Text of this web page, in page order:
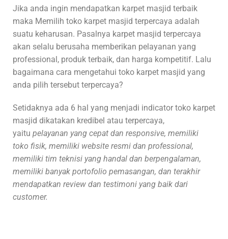
Jika anda ingin mendapatkan karpet masjid terbaik
maka Memilih toko karpet masjid terpercaya adalah
suatu keharusan. Pasalnya karpet masjid terpercaya
akan selalu berusaha memberikan pelayanan yang
professional, produk terbaik, dan harga kompetitif. Lalu
bagaimana cara mengetahui toko karpet masjid yang
anda pilih tersebut terpercaya?
Setidaknya ada 6 hal yang menjadi indicator toko karpet
masjid dikatakan kredibel atau terpercaya,
yaitu pelayanan yang cepat dan responsive, memiliki
toko fisik, memiliki website resmi dan professional,
memiliki tim teknisi yang handal dan berpengalaman,
memiliki banyak portofolio pemasangan, dan terakhir
mendapatkan review dan testimoni yang baik dari
customer.